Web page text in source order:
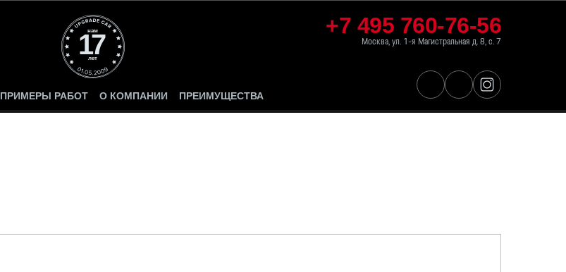
нам
17
лет
+7 495 760-76-56
Москва, ул. 1-я Магистральная д. 8, с. 7
ПРИМЕРЫ РАБОТ О КОМПАНИИ ПРЕИМУЩЕСТВА